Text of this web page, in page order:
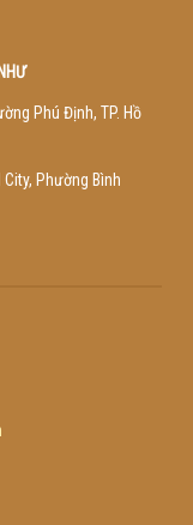
Phú Định, TP. Hồ
Phường Bình